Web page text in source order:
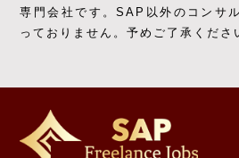
専門会社です。SAP以外のコンサ
っておりません。予めご了承くださ